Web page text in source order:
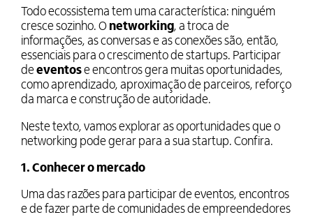
Todo ecossistema tem uma característica: ninguém
cresce sozinho. O networking, a troca de
informações, as conversas e as conexões são, então,
essenciais para o crescimento de startups. Participar
deeventose encontros gera muitas oportunidades,
como aprendizado, aproximação de parceiros, reforço
da marca e construção de autoridade.
Neste texto, vamos explorar as oportunidades que o
networking pode gerar para a sua startup. Confira.
1. Conhecer o mercado
Uma das razões para participar de eventos, encontros
e de fazer parte de comunidades de empreendedores